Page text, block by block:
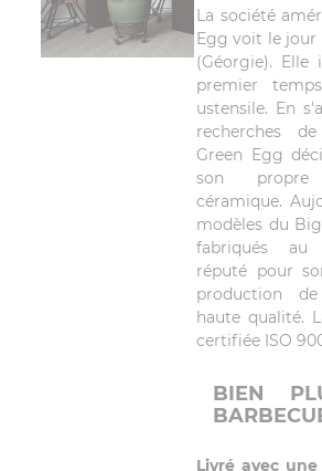
La société
Egg voit le jour
(Géorgie). Elle
premier
ustensile. En
recherches
Green Egg
son
céramique.
modèles du
fabriqués au
réputé pour
production
haute qualité.
certifiée ISO
BIEN
Livré avec